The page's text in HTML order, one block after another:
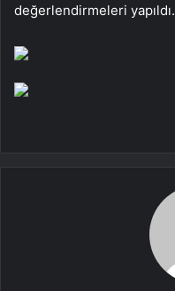
değerlendirmeleri yapıldı.